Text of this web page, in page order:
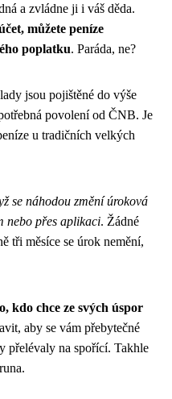
a zvládne ji i váš děda.
můžete peníze
poplatku. Paráda, ne?
jsou pojištěné do výše
povolení od ČNB. Je
u tradičních velkých
se náhodou změní úroková
nebo přes aplikaci. Žádné
tři měsíce se úrok nemění,
kdo chce ze svých úspor
aby se vám přebytečné
přelévaly na spořící. Takhle